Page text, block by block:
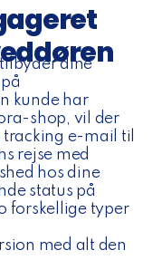
dine
kunde har
shop, vil der
e-mail til
rejse med
hos dine
status på
forskellige typer
med alt den